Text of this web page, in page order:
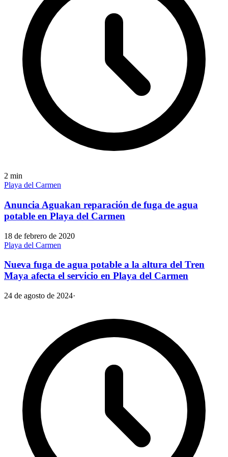
2 min
Playa del Carmen
Anuncia Aguakan reparación de fuga de agua
potable en Playa del Carmen
18 de febrero de 2020
Playa del Carmen
Nueva fuga de agua potable a la altura del Tren
Maya afecta el servicio en Playa del Carmen
24 de agosto de 2024·